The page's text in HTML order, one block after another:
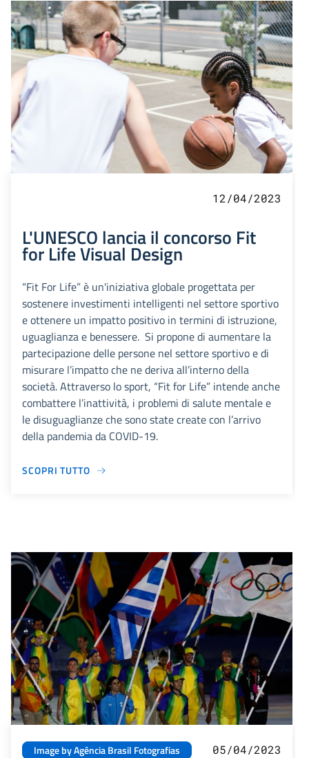
12/04/2023
L'UNESCO lancia il concorso Fit
for Life Visual Design
“Fit For Life” è un'iniziativa globale progettata per
sostenere investimenti intelligenti nel settore sportivo
e ottenere un impatto positivo in termini di istruzione,
uguaglianza e benessere. Si propone di aumentare la
partecipazione delle persone nel settore sportivo e di
misurare l’impatto che ne deriva all’interno della
società. Attraverso lo sport, “Fit for Life” intende anche
combattere l’inattività, i problemi di salute mentale e
le disuguaglianze che sono state create con l’arrivo
della pandemia da COVID-19.
SCOPRI TUTTO
Image by Agência Brasil Fotografias 05/04/2023